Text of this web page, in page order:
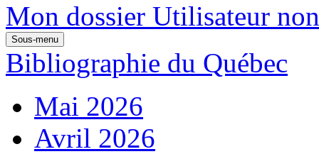
Mon dossier Utilisateur
Sous-menu
Bibliographie du Québec
Mai 2026
Avril 2026